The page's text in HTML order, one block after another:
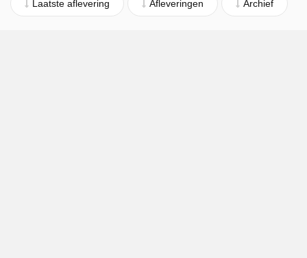
Laatste aflevering Afleveringen Archief